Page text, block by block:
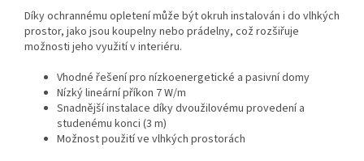
Díky ochrannému opletení může být okruh instalován i do vlhkých
prostor, jako jsou koupelny nebo prádelny, což rozšiřuje
možnosti jeho využití v interiéru.
Vhodné řešení pro nízkoenergetické a pasivní domy
Nízký lineární příkon 7 W/m
Snadnější instalace díky dvoužilovému provedení a
studenému konci (3 m)
Možnost použití ve vlhkých prostorách